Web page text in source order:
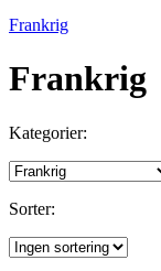
Frankrig
Frankrig
Kategorier:
Sorter: